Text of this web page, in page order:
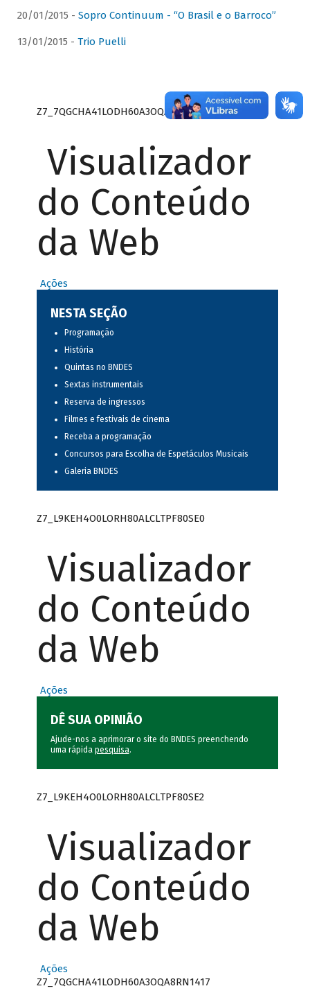
20/01/2015 - Sopro Continuum - “O Brasil e o Barroco”
13/01/2015 - Trio Puelli
Z7_7QGCHA41LODH60A3OQA8RN1415
Visualizador
do Conteúdo
da Web
Ações
NESTA SEÇÃO
Programação
História
Quintas no BNDES
Sextas instrumentais
Reserva de ingressos
Filmes e festivais de cinema
Receba a programação
Concursos para Escolha de Espetáculos Musicais
Galeria BNDES
Z7_L9KEH4O0LORH80ALCLTPF80SE0
Visualizador
do Conteúdo
da Web
Ações
DÊ SUA OPINIÃO
Ajude-nos a aprimorar o site do BNDES preenchendo
uma rápida pesquisa.
Z7_L9KEH4O0LORH80ALCLTPF80SE2
Visualizador
do Conteúdo
da Web
Ações
Z7_7QGCHA41LODH60A3OQA8RN1417